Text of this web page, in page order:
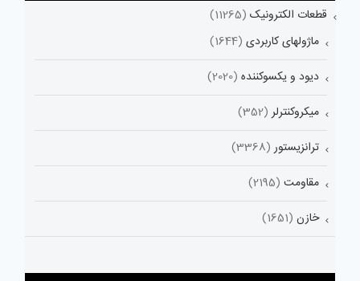
قطعات الکترونیک (11265)
ماژولهای کاربردی (1644)
دیود و یکسوکننده (2020)
میکروکنترلر (352)
ترانزیستور (3368)
مقاومت (2195)
خازن (1651)